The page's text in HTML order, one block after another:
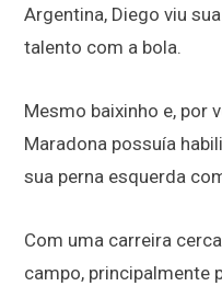
Argentina, Diego viu
talento com a bola.
Mesmo baixinho e, por
Maradona possuía
sua perna esquerda
Com uma carreira
campo, principalmente